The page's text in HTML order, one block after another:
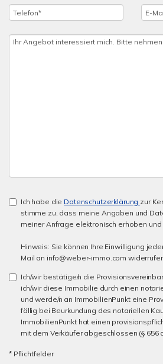
Ich habe die Datenschutzerklärung zur
stimme zu, dass meine Angaben und
meiner Anfrage elektronisch erhoben
Hinweis: Sie können Ihre Einwilligung
Mail an info@weber-immo.com
Ich/wir bestätige/n die
ich/wir diese Immobilie durch einen
und werde/n an ImmobilienPunkt eine
fällig bei Beurkundung des notariellen
ImmobilienPunkt hat einen
mit dem Verkäufer abgeschlossen (§ 656
* Pflichtfelder